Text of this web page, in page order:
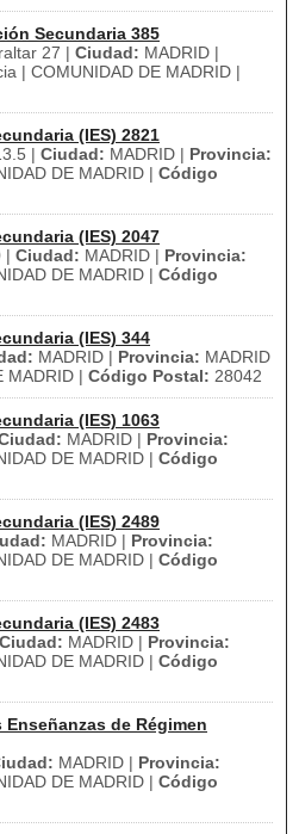
Secundaria 385
27 | Ciudad: MADRID |
| COMUNIDAD DE MADRID |
(IES) 2821
| Ciudad: MADRID | Provincia:
DE MADRID | Código
(IES) 2047
| Ciudad: MADRID | Provincia:
DE MADRID | Código
(IES) 344
MADRID | Provincia: MADRID
MADRID | Código Postal: 28042
(IES) 1063
MADRID | Provincia:
DE MADRID | Código
(IES) 2489
MADRID | Provincia:
DE MADRID | Código
(IES) 2483
Ciudad: MADRID | Provincia:
DE MADRID | Código
de Régimen
MADRID | Provincia:
DE MADRID | Código